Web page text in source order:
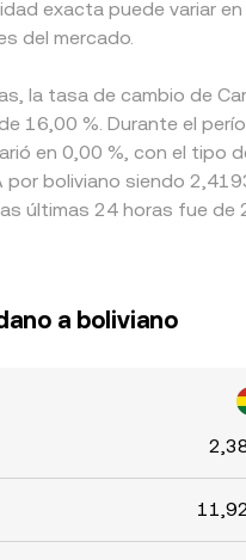
exacta puede variar
del mercado.
la tasa de cambio de
16,00 %. Durante el
en 0,00 %, con el tipo
boliviano siendo
últimas 24 horas fue de
a boliviano